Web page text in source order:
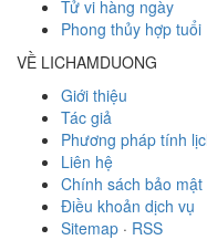
Tử vi hàng ngày
Phong thủy hợp tuổi
VỀ LICHAMDUONG
Giới thiệu
Tác giả
Phương pháp tính
Liên hệ
Chính sách bảo mật
Điều khoản dịch vụ
Sitemap · RSS